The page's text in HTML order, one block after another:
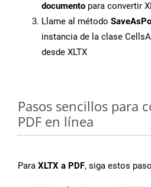
documento para convertir
Llame al método
instancia de la clase
desde XLTX
Pasos sencillos para
PDF en línea
Para XLTX a PDF, siga estos